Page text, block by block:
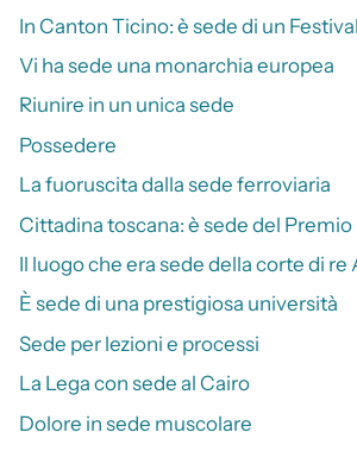
In Canton Ticino: è sede di un
Vi ha sede una monarchia europea
Riunire in un unica sede
Possedere
La fuoruscita dalla sede ferroviaria
Cittadina toscana: è sede del Premio
Il luogo che era sede della corte di re
È sede di una prestigiosa università
Sede per lezioni e processi
La Lega con sede al Cairo
Dolore in sede muscolare